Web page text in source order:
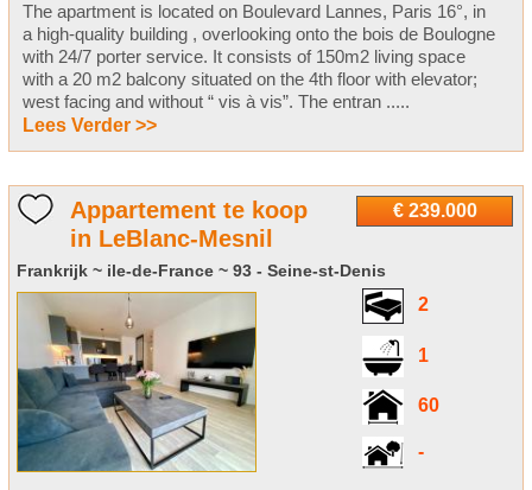
The apartment is located on Boulevard Lannes, Paris 16°, in
a high-quality building , overlooking onto the bois de Boulogne
with 24/7 porter service. It consists of 150m2 living space
with a 20 m2 balcony situated on the 4th floor with elevator;
west facing and without “ vis à vis”. The entran .....
Lees Verder >>
€ 239.000
Appartement te koop
in LeBlanc-Mesnil
Frankrijk ~ ile-de-France ~ 93 - Seine-st-Denis
2
1
60
-